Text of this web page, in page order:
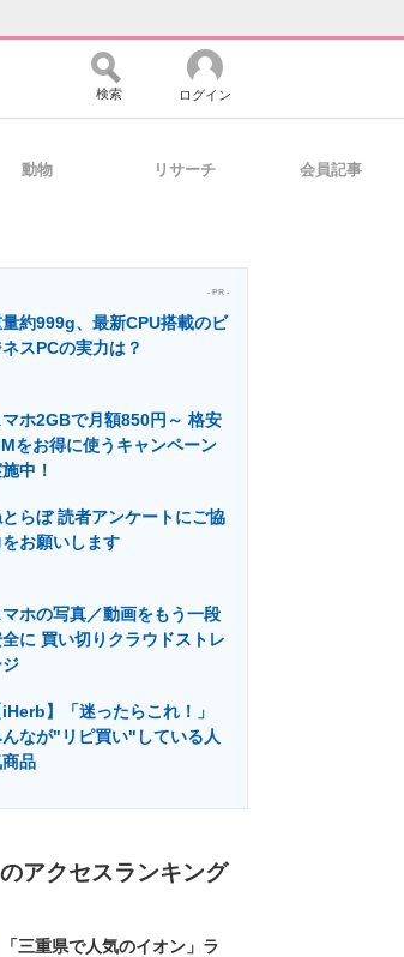
マーケ×ITの今がよく分かる
建設×テクノロジーの最前線
検索 ログイン
動物 リサーチ 会員記事
- PR -
約999g、最新CPU搭載のビ
スPCの実力は？
マホ2GBで月額850円～ 格安
をお得に使うキャンペーン
中！
らぼ 読者アンケートにご協
をお願いします
マホの写真／動画をもう一段
に 買い切りクラウドストレ
iHerb】「迷ったらこれ！」
なが"リピ買い"している人
品
のアクセスランキング
「三重県で人気のイオン」ラ